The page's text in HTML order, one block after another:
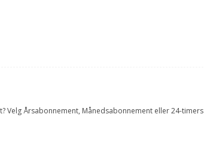
Velg Årsabonnement, Månedsabonnement eller 24-timers